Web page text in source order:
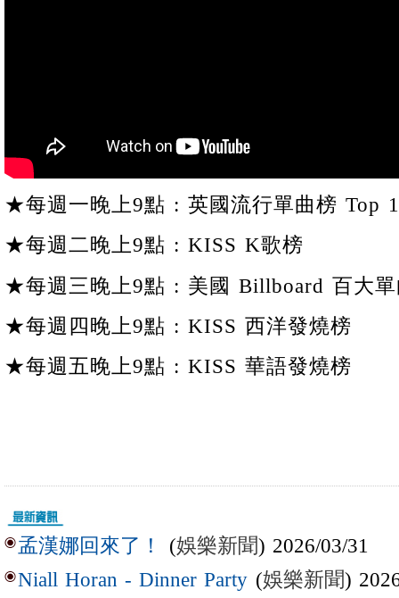
★每週一晚上9點 : 英國流行單曲榜 Top
★每週二晚上9點 : KISS K歌榜
★每週三晚上9點 : 美國 Billboard 百大
★每週四晚上9點 : KISS 西洋發燒榜
★每週五晚上9點 : KISS 華語發燒榜
孟漢娜回來了！ (娛樂新聞) 2026/03/31
Niall Horan - Dinner Party (娛樂新聞)